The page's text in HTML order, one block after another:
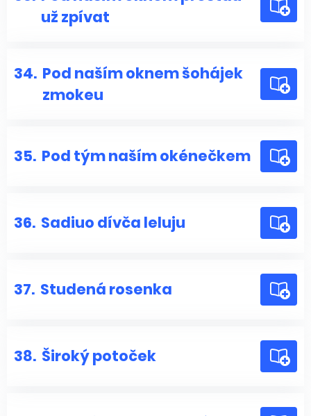
už zpívat
34. Pod naším oknem šohájek
zmokeu
35. Pod tým naším okénečkem
36. Sadiuo dívča leluju
37. Studená rosenka
38. Široký potoček